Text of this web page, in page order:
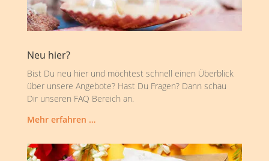
Neu hier?
Bist Du neu hier und möchtest schnell einen Überblick
über unsere Angebote? Hast Du Fragen? Dann schau
Dir unseren FAQ Bereich an.
Mehr erfahren …